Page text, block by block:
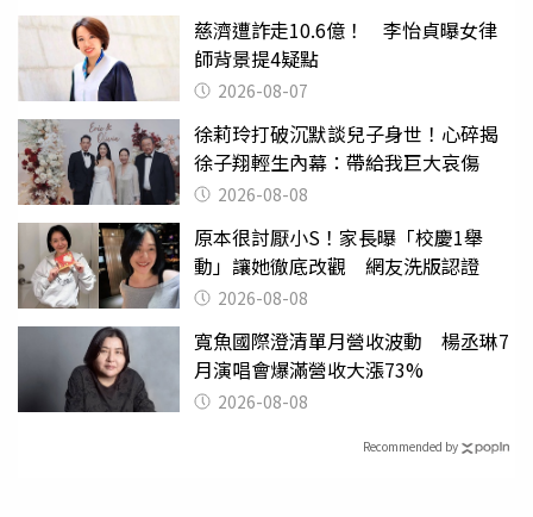
慈濟遭詐走10.6億！ 李怡貞曝女律
師背景提4疑點
2026-08-07
徐莉玲打破沉默談兒子身世！心碎揭
徐子翔輕生內幕：帶給我巨大哀傷
2026-08-08
原本很討厭小S！家長曝「校慶1舉
動」讓她徹底改觀 網友洗版認證
2026-08-08
寬魚國際澄清單月營收波動 楊丞琳7
月演唱會爆滿營收大漲73%
2026-08-08
Recommended by